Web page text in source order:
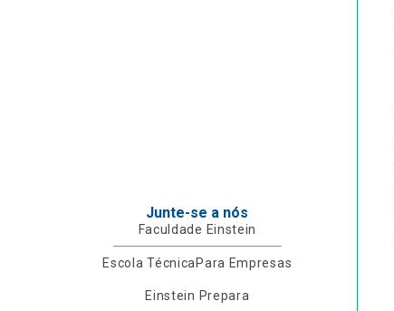
Junte-se a nós
Faculdade Einstein
Escola Técnica Para Empresas
Einstein Prepara